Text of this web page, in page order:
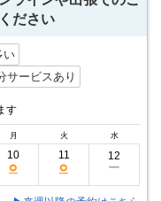
ださい
い
サービスあり
す
月 火 水
10
○
11
○
12
ー